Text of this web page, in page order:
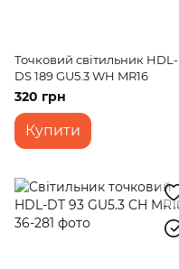
Точковий світильник HDL-
DS 189 GU5.3 WH MR16
320 грн
Купити